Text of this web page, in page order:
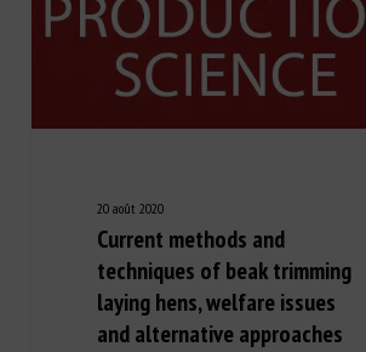
20 août 2020
Current methods and
techniques of beak trimming
laying hens, welfare issues
and alternative approaches